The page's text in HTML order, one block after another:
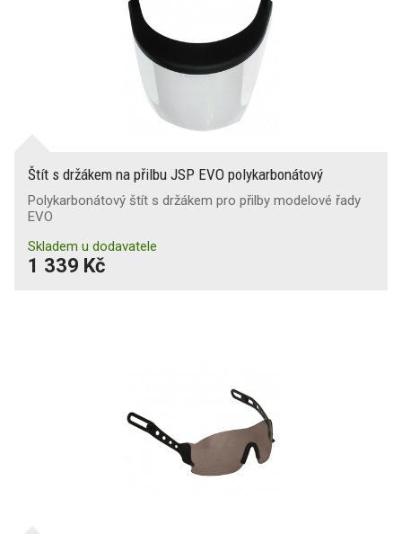
Štít s držákem na přilbu JSP EVO polykarbonátový
Polykarbonátový štít s držákem pro přilby modelové řady
EVO
Skladem u dodavatele
1 339 Kč